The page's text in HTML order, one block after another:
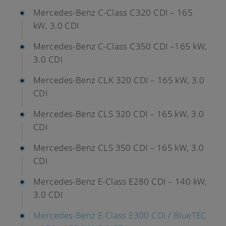
Mercedes-Benz C-Class C320 CDI – 165
kW, 3.0 CDI
Mercedes-Benz C-Class C350 CDI –165 kW,
3.0 CDI
Mercedes-Benz CLK 320 CDI – 165 kW, 3.0
CDI
Mercedes-Benz CLS 320 CDI – 165 kW, 3.0
CDI
Mercedes-Benz CLS 350 CDI – 165 kW, 3.0
CDI
Mercedes-Benz E-Class E280 CDI – 140 kW,
3.0 CDI
Mercedes-Benz E-Class E300 CDI / BlueTEC